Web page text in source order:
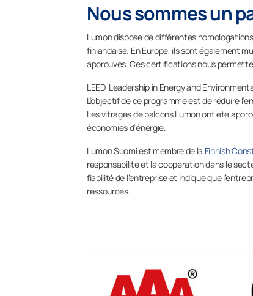
Nous sommes un
Lumon dispose de différentes
finlandaise. En Europe, ils sont également
approuvés. Ces certifications nous
LEED, Leadership in Energy and
L’objectif de ce programme est de réduire
Les vitrages de balcons Lumon ont été
économies d’énergie.
Lumon Suomi est membre de la Finnish
responsabilité et la coopération dans le
fiabilité de l’entreprise et indique que
ressources.